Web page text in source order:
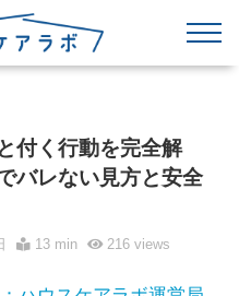
付く行動を完全解
バレない見方と安全
13 min 216views